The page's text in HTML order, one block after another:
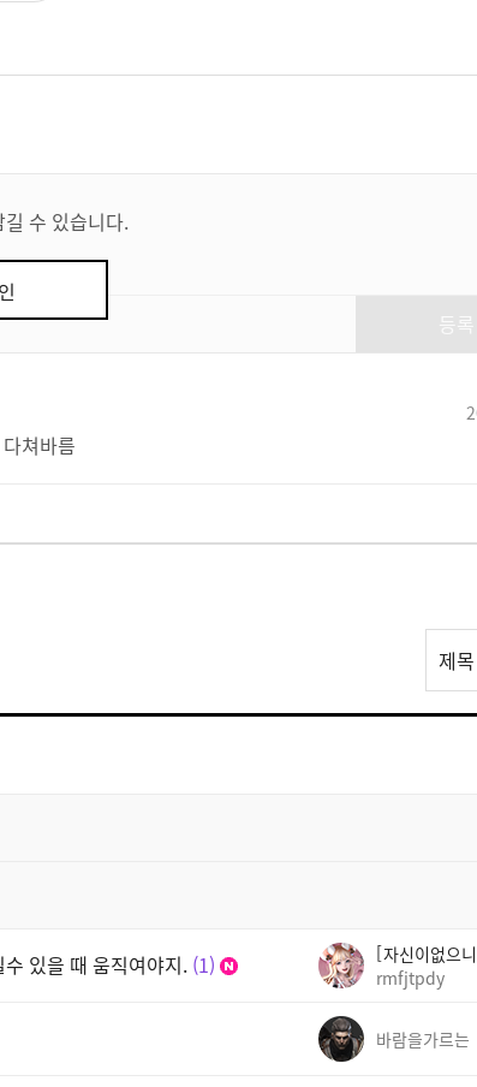
수 있습니다.
쳐바름
스
트
제목
있을 때 움직여야지. 1
자신이없으
rmfjtpdy
바람을가르는